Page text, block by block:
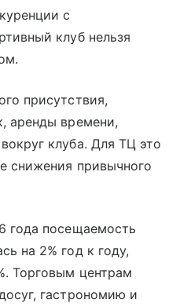
с
клуб нельзя
присутствия,
аренды времени,
клуба. Для ТЦ это
снижения привычного
года посещаемость
на 2% год к году,
Торговым центрам
гастрономию и